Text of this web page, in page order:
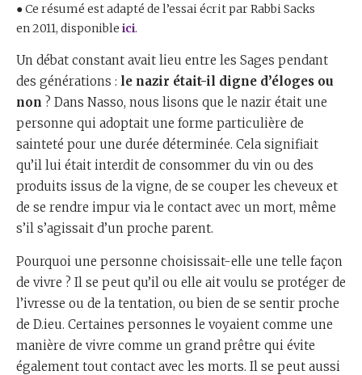
● Ce résumé est adapté de l’essai écrit par Rabbi Sacks
en 2011, disponible ici.
Un débat constant avait lieu entre les Sages pendant
des générations : le nazir était-il digne d’éloges ou
non ? Dans Nasso, nous lisons que le nazir était une
personne qui adoptait une forme particulière de
sainteté pour une durée déterminée. Cela signifiait
qu’il lui était interdit de consommer du vin ou des
produits issus de la vigne, de se couper les cheveux et
de se rendre impur via le contact avec un mort, même
s’il s’agissait d’un proche parent.
Pourquoi une personne choisissait-elle une telle façon
de vivre ? Il se peut qu’il ou elle ait voulu se protéger de
l’ivresse ou de la tentation, ou bien de se sentir proche
de D.ieu. Certaines personnes le voyaient comme une
manière de vivre comme un grand prêtre qui évite
également tout contact avec les morts. Il se peut aussi